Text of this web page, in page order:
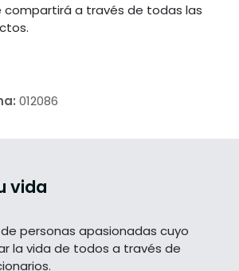
compartirá a través de todas las
012086
vida
personas apasionadas cuyo
la vida de todos a través de